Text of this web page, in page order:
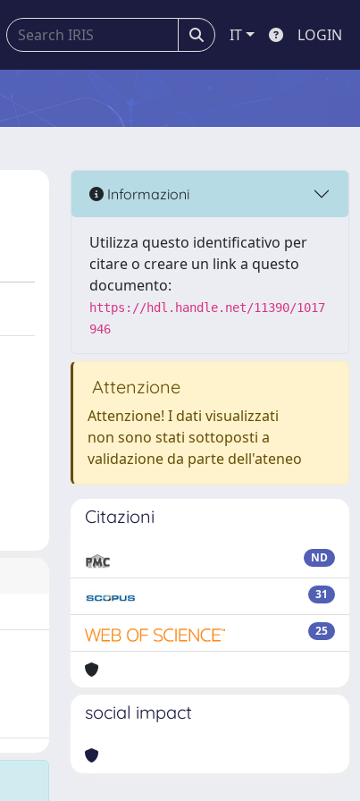
IT LOGIN
Informazioni
Utilizza questo identificativo per
citare o creare un link a questo
documento:
https://hdl.handle.net/11390/1017
946
Attenzione
Attenzione! I dati visualizzati
non sono stati sottoposti a
validazione da parte dell'ateneo
Citazioni
ND
31
25
social impact